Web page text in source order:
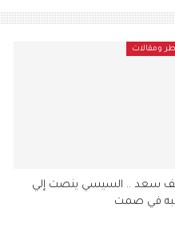
ومقالات
سعد .. السيسي ينصت إلي
في صمت